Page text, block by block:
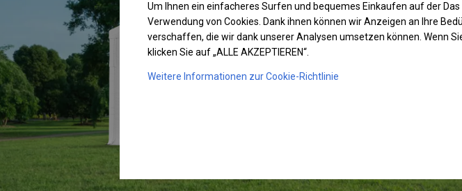
Um Ihnen ein einfacheres Surfen und bequemes Einkaufen auf der
Verwendung von Cookies. Dank ihnen können wir Anzeigen an Ihre
verschaffen, die wir dank unserer Analysen umsetzen können. Wenn
klicken Sie auf „ALLE AKZEPTIEREN“.
Weitere Informationen zur Cookie-Richtlinie